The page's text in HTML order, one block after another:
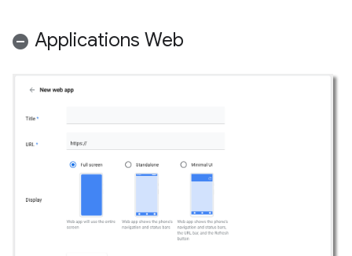
Applications Web